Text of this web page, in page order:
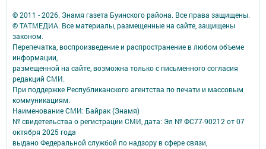
© 2011 - 2026. Знамя газета Буинского района. Все права защищены.
© ТАТМЕДИА. Все материалы, размещенные на сайте, защищены
законом.
Перепечатка, воспроизведение и распространение в любом объеме
информации,
размещенной на сайте, возможна только с письменного согласия
редакций СМИ.
При поддержке Республиканского агентства по печати и массовым
коммуникациям.
Наименование СМИ: Байрак (Знамя)
№ свидетельства о регистрации СМИ, дата: Эл № ФС77-90212 от 07
октября 2025 года
выдано Федеральной службой по надзору в сфере связи,